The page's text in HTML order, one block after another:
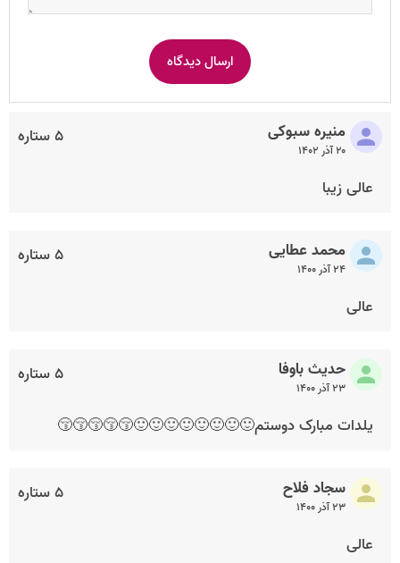
۵ ستاره منیره سبوکی
۲۰ آذر ۱۴۰۲
عالی زیبا
۵ ستاره محمد عطایی
۲۴ آذر ۱۴۰۰
عالی
۵ ستاره حدیث باوفا
۲۳ آذر ۱۴۰۰
یلدات مبارک دوستم🙂🙂🙂🙂🙂🙂🙂🙂😚😚😚😚😚
۵ ستاره سجاد فلاح
۲۳ آذر ۱۴۰۰
عالی